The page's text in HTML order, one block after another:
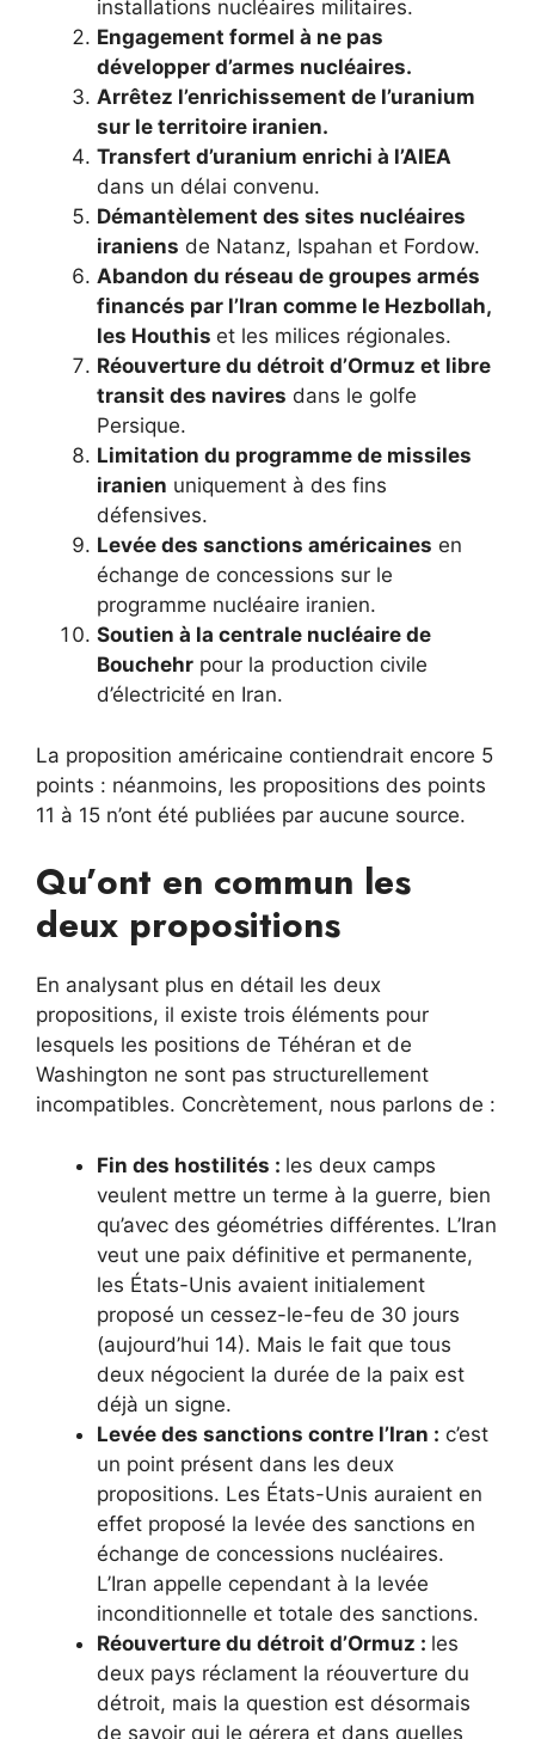
installations nucléaires militaires.
Engagement formel à ne pas
développer d’armes nucléaires.
Arrêtez l’enrichissement de l’uranium
sur le territoire iranien.
Transfert d’uranium enrichi à l’AIEA
dans un délai convenu.
Démantèlement des sites nucléaires
iraniens de Natanz, Ispahan et Fordow.
Abandon du réseau de groupes armés
financés par l’Iran comme le Hezbollah,
les Houthis et les milices régionales.
Réouverture du détroit d’Ormuz et libre
transit des navires dans le golfe
Persique.
Limitation du programme de missiles
iranien uniquement à des fins
défensives.
Levée des sanctions américaines en
échange de concessions sur le
programme nucléaire iranien.
Soutien à la centrale nucléaire de
Bouchehr pour la production civile
d’électricité en Iran.
La proposition américaine contiendrait encore 5
points : néanmoins, les propositions des points
11 à 15 n’ont été publiées par aucune source.
Qu’ont en commun les
deux propositions
En analysant plus en détail les deux
propositions, il existe trois éléments pour
lesquels les positions de Téhéran et de
Washington ne sont pas structurellement
incompatibles. Concrètement, nous parlons de :
Fin des hostilités : les deux camps
veulent mettre un terme à la guerre, bien
qu’avec des géométries différentes. L’Iran
veut une paix définitive et permanente,
les États-Unis avaient initialement
proposé un cessez-le-feu de 30 jours
(aujourd’hui 14). Mais le fait que tous
deux négocient la durée de la paix est
déjà un signe.
Levée des sanctions contre l’Iran : c’est
un point présent dans les deux
propositions. Les États-Unis auraient en
effet proposé la levée des sanctions en
échange de concessions nucléaires.
L’Iran appelle cependant à la levée
inconditionnelle et totale des sanctions.
Réouverture du détroit d’Ormuz : les
deux pays réclament la réouverture du
détroit, mais la question est désormais
de savoir qui le gérera et dans quelles